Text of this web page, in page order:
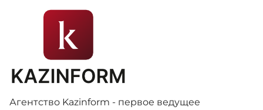
Услуги
Агентство Kazinform - первое ведущее